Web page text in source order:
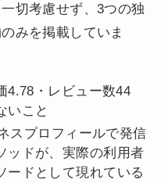
切考慮せず、3つの独
みを掲載していま
4.78・レビュー数44
いこと
スプロフィールで発信
ッドが、実際の利用者
ードとして現れている